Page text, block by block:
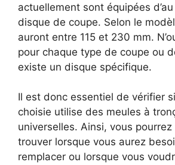
actuellement sont équipées
disque de coupe. Selon le
auront entre 115 et 230 mm.
pour chaque type de coupe ou
existe un disque spécifique.
Il est donc essentiel de vérifier
choisie utilise des meules à
universelles. Ainsi, vous
trouver lorsque vous aurez
remplacer ou lorsque vous